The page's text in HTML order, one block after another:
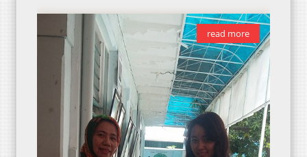
read more